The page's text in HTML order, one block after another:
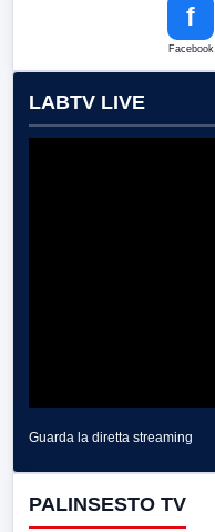
f
Facebook
LABTV LIVE
Guarda la diretta streaming
PALINSESTO TV